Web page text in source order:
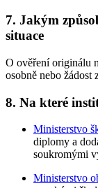
7. Jakým
situace
O ověření originálu
osobně nebo žádost
8. Na které
Ministerstvo
diplomy a
soukromými
Ministerstvo